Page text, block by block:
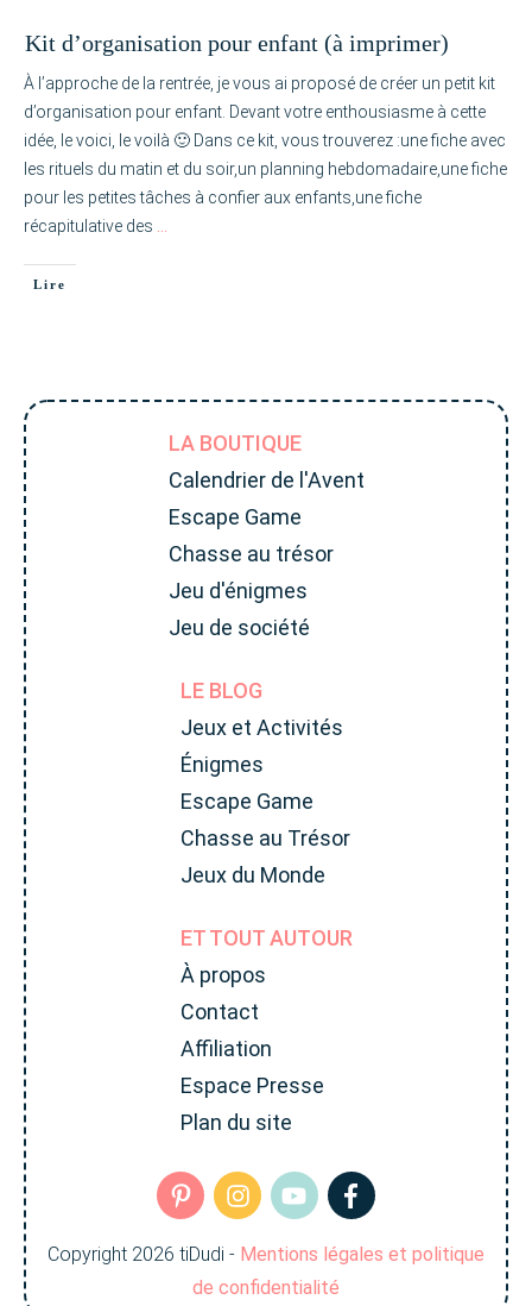
Kit d’organisation pour enfant (à imprimer)
À l’approche de la rentrée, je vous ai proposé de créer un petit kit
d’organisation pour enfant. Devant votre enthousiasme à cette
idée, le voici, le voilà 🙂 Dans ce kit, vous trouverez :une fiche avec
les rituels du matin et du soir,un planning hebdomadaire,une fiche
pour les petites tâches à confier aux enfants,une fiche
récapitulative des
Lire
LA BOUTIQUE
Calendrier de l'Avent
Escape Game
Chasse au trésor
Jeu d'énigmes
Jeu de société
LE BLOG
Jeux et Activités
Énigmes
Escape Game
Chasse au Trésor
Jeux du Monde
ET TOUT AUTOUR
À propos
Contact
Affiliation
Espace Presse
Plan du site
Copyright 2026 tiDudi - Mentions légales et politique
de confidentialité